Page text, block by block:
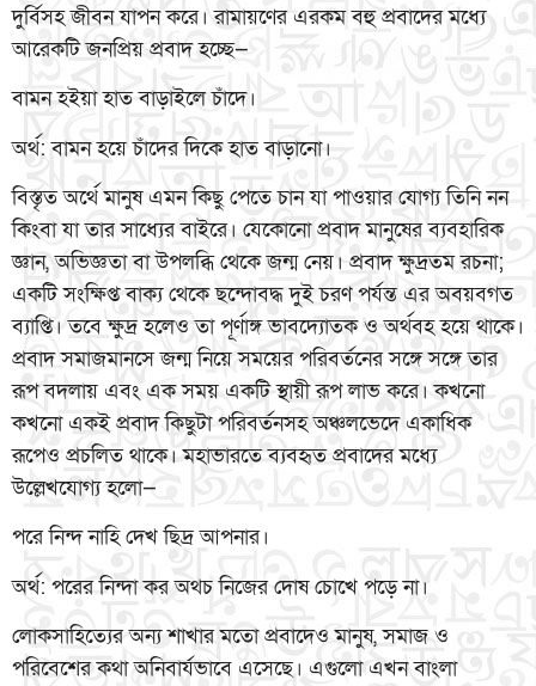
দুর্বিসহ জীবন যাপন করে। রামায়ণের এরকম বহু প্রবাদের মধ্যে
আরেকটি জনপ্রিয় প্রবাদ হচ্ছে—
বামন হইয়া হাত বাড়াইলে চাঁদে।
অর্থ: বামন হয়ে চাঁদের দিকে হাত বাড়ানো।
বিস্তৃত অর্থে মানুষ এমন কিছু পেতে চান যা পাওয়ার যোগ্য তিনি নন
কিংবা যা তার সাধ্যের বাইরে। যেকোনো প্রবাদ মানুষের ব্যবহারিক
জ্ঞান, অভিজ্ঞতা বা উপলব্ধি থেকে জন্ম নেয়। প্রবাদ ক্ষুদ্রতম রচনা;
একটি সংক্ষিপ্ত বাক্য থেকে ছন্দোবদ্ধ দুই চরণ পর্যন্ত এর অবয়বগত
ব্যাপ্তি। তবে ক্ষুদ্র হলেও তা পূর্ণাঙ্গ ভাবদ্যোতক ও অর্থবহ হয়ে থাকে।
প্রবাদ সমাজমানসে জন্ম নিয়ে সময়ের পরিবর্তনের সঙ্গে সঙ্গে তার
রূপ বদলায় এবং এক সময় একটি স্থায়ী রূপ লাভ করে। কখনো
কখনো একই প্রবাদ কিছুটা পরিবর্তনসহ অঞ্চলভেদে একাধিক
রূপেও প্রচলিত থাকে। মহাভারতে ব্যবহৃত প্রবাদের মধ্যে
উল্লেখযোগ্য হলো—
পরে নিন্দ নাহি দেখ ছিদ্র আপনার।
অর্থ: পরের নিন্দা কর অথচ নিজের দোষ চোখে পড়ে না।
লোকসাহিত্যের অন্য শাখার মতো প্রবাদেও মানুষ, সমাজ ও
পরিবেশের কথা অনিবার্যভাবে এসেছে। এগুলো এখন বাংলা